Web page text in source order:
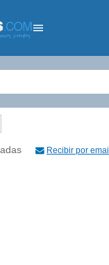
Recibir por email